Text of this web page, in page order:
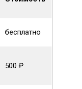
бесплатно
500 ₽